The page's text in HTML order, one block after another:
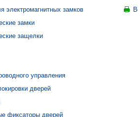
электромагнитных замков
замки
защелки
управления
дверей
фиксаторы дверей